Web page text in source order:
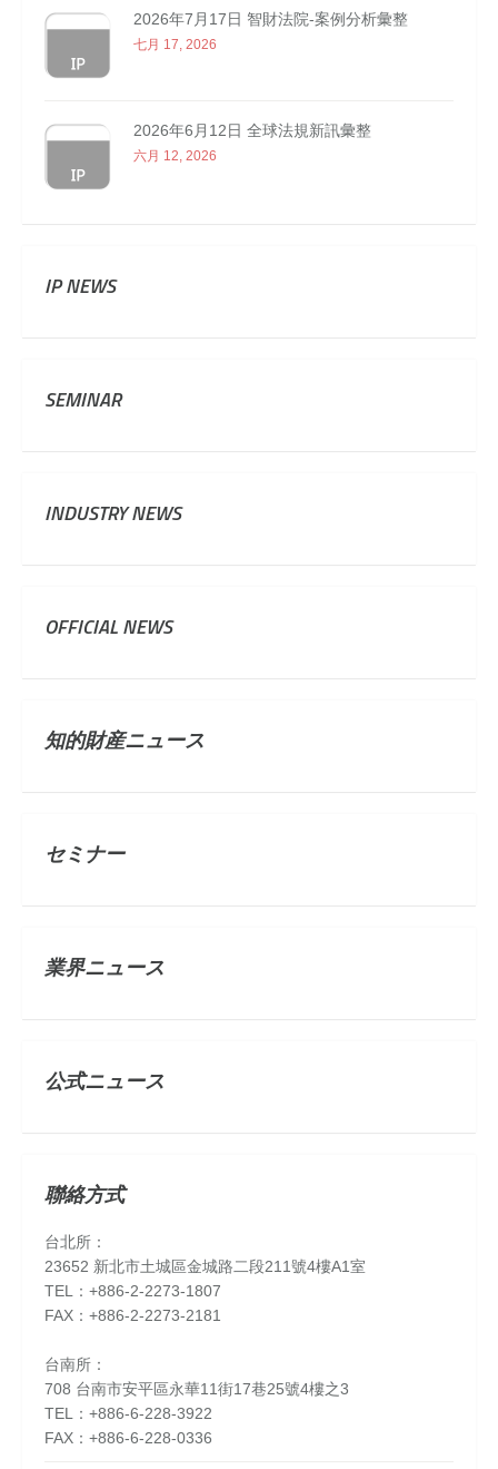
2026年7月17日 智財法院-案例分析彙整
七月 17, 2026
2026年6月12日 全球法規新訊彙整
六月 12, 2026
IP NEWS
SEMINAR
INDUSTRY NEWS
OFFICIAL NEWS
知的財産ニュース
セミナー
業界ニュース
公式ニュース
聯絡方式
台北所：
23652 新北市土城區金城路二段211號4樓A1室
TEL：+886-2-2273-1807
FAX：+886-2-2273-2181
台南所：
708 台南市安平區永華11街17巷25號4樓之3
TEL：+886-6-228-3922
FAX：+886-6-228-0336